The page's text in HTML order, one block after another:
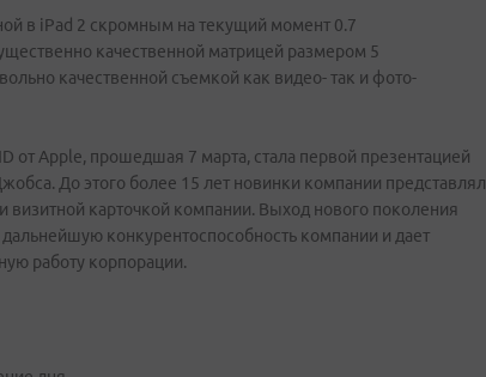
в iPad 2 скромным на текущий момент 0.7
качественной матрицей размером 5
качественной съемкой как видео- так и фото-
от Apple, прошедшая 7 марта, стала первой презентацией
До этого более 15 лет новинки компании представлял
карточкой компании. Выход нового поколения
конкурентоспособность компании и дает
работу корпорации.